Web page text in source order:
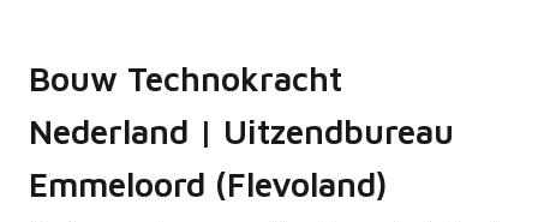
Bouw Technokracht
Nederland | Uitzendbureau
Emmeloord (Flevoland)